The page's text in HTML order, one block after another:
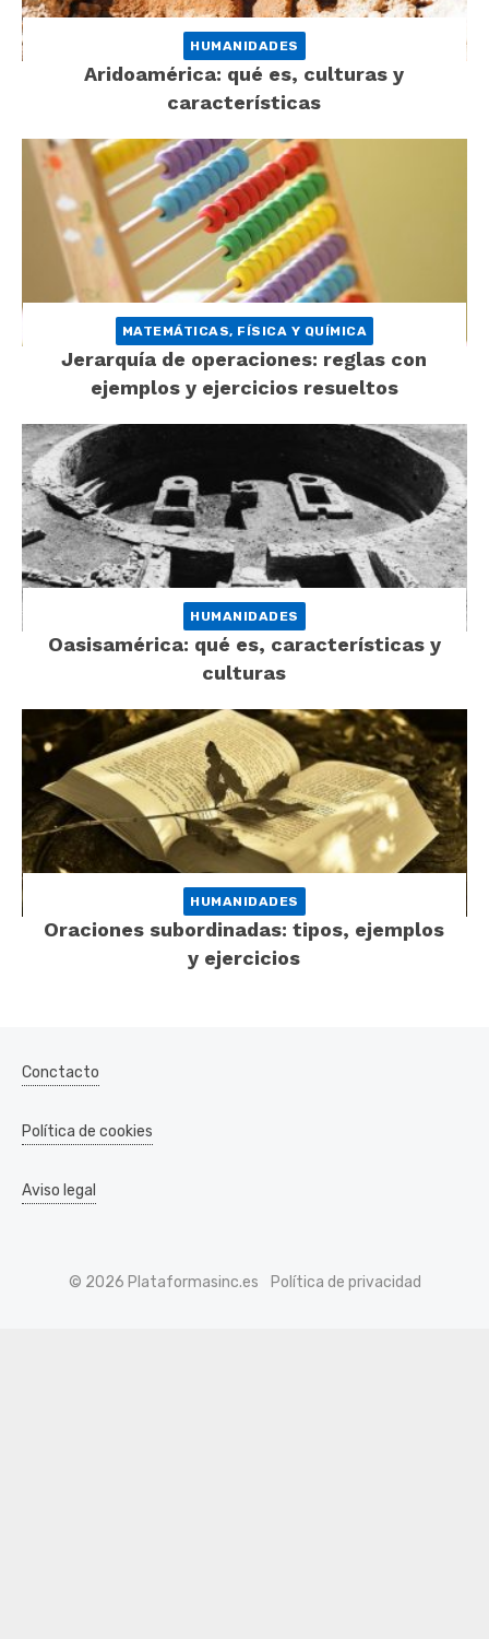
HUMANIDADES
Aridoamérica: qué es, culturas y
características
MATEMÁTICAS, FÍSICA Y QUÍMICA
Jerarquía de operaciones: reglas con
ejemplos y ejercicios resueltos
HUMANIDADES
Oasisamérica: qué es, características y
culturas
HUMANIDADES
Oraciones subordinadas: tipos, ejemplos
y ejercicios
Conctacto
Política de cookies
Aviso legal
© 2026 Plataformasinc.es Política de privacidad